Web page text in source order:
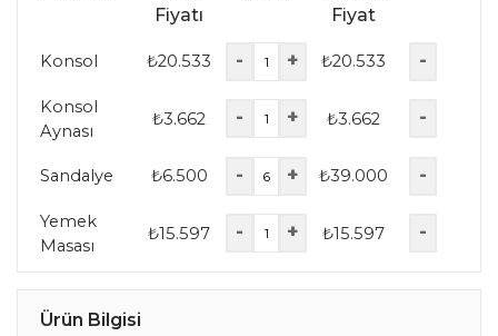
Fiyatı
Fiyat
Konsol ₺20.533 - + ₺20.533 -
Konsol
Aynası
₺3.662 - + ₺3.662 -
Sandalye ₺6.500 - + ₺39.000 -
Yemek
Masası
₺15.597 - + ₺15.597 -
Ürün Bilgisi